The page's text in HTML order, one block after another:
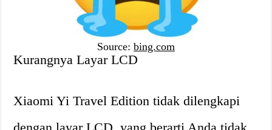
Source: bing.com
Kurangnya Layar LCD
Xiaomi Yi Travel Edition tidak dilengkapi